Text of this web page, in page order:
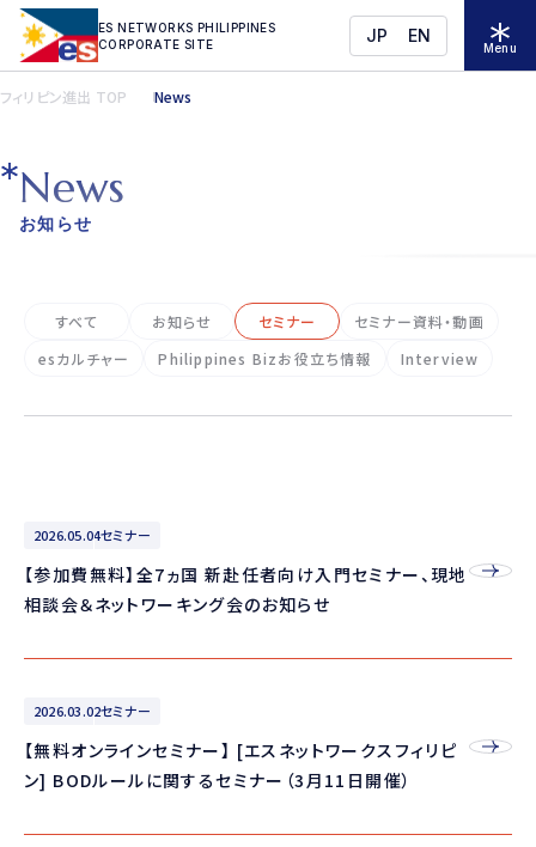
ES NETWORKS PHILIPPINES
CORPORATE SITE
JP EN
Menu
フィリピン進出 TOP News
News
お知らせ
すべて お知らせ セミナー
セミナー資料・動画
esカルチャー
Philippines Bizお役立ち情報 Interview
2026.05.04セミナー
【参加費無料】全7ヵ国 新赴任者向け入門セミナー、現地
相談会＆ネットワーキング会のお知らせ
2026.03.02セミナー
【無料オンラインセミナー】 [エスネットワークスフィリピ
ン] BODルールに関するセミナー（3月11日開催）